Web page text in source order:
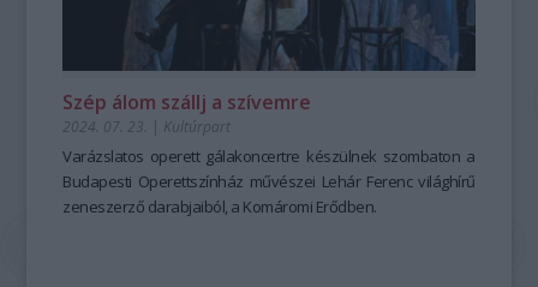
Szép álom szállj a szívemre
2024. 07. 23. | Kultúrpart
Varázslatos operett gálakoncertre készülnek szombaton a
Budapesti Operettszínház művészei Lehár Ferenc világhírű
zeneszerző darabjaiból, a Komáromi Erődben.